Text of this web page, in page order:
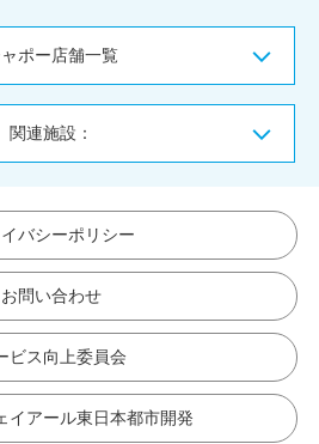
ポー店舗一覧
関連施設：
バシーポリシー
お問い合わせ
ビス向上委員会
イアール東日本都市開発